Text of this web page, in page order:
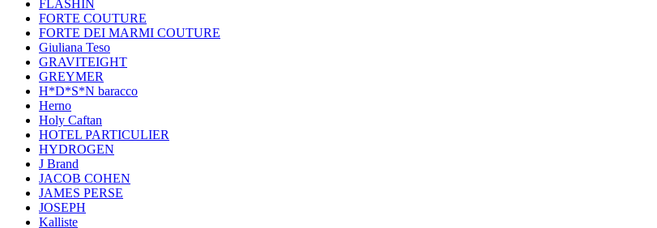
FLASHIN
FORTE COUTURE
FORTE DEI MARMI COUTURE
Giuliana Teso
GRAVITEIGHT
GREYMER
H*D*S*N baracco
Herno
Holy Caftan
HOTEL PARTICULIER
HYDROGEN
J Brand
JACOB COHEN
JAMES PERSE
JOSEPH
Kalliste